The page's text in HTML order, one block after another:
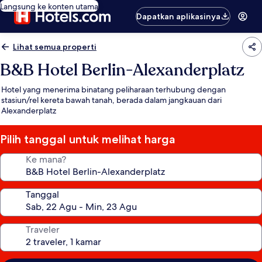
Langsung ke konten utama
Dapatkan aplikasinya
Lihat semua properti
B&B Hotel Berlin-Alexanderplatz
Hotel yang menerima binatang peliharaan terhubung dengan
stasiun/rel kereta bawah tanah, berada dalam jangkauan dari
Alexanderplatz
Pilih tanggal untuk melihat harga
Ke mana?
Tanggal
Traveler